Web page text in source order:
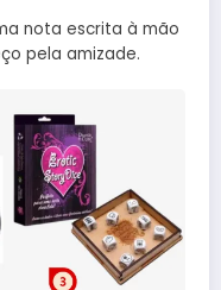
nota escrita à mão
pela amizade.